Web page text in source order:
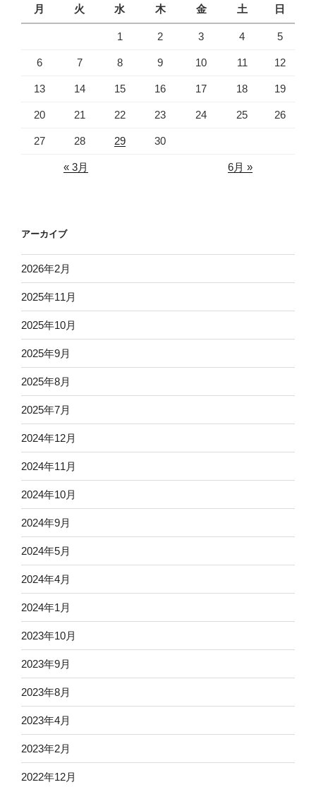
月
火 水 木 金 土 日
1 2 3 4 5
6 7 8 9 10 11 12
13 14 15 16 17 18 19
20 21 22 23 24 25 26
27 28 29 30
« 3月 6月 »
アーカイブ
2026年2月
2025年11月
2025年10月
2025年9月
2025年8月
2025年7月
2024年12月
2024年11月
2024年10月
2024年9月
2024年5月
2024年4月
2024年1月
2023年10月
2023年9月
2023年8月
2023年4月
2023年2月
2022年12月